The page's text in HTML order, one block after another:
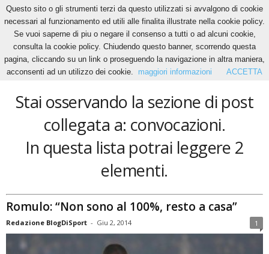
Home Tags Convocazioni
convocazioni
Stai osservando la sezione di post
collegata a: convocazioni.
In questa lista potrai leggere 2
elementi.
Romulo: “Non sono al 100%, resto a casa”
Redazione BlogDiSport - Giu 2, 2014 1
Questo sito o gli strumenti terzi da questo utilizzati si avvalgono di cookie
necessari al funzionamento ed utili alle finalita illustrate nella cookie policy.
Se vuoi saperne di piu o negare il consenso a tutti o ad alcuni cookie,
consulta la cookie policy. Chiudendo questo banner, scorrendo questa
pagina, cliccando su un link o proseguendo la navigazione in altra maniera,
acconsenti ad un utilizzo dei cookie.
maggiori informazioni ACCETTA